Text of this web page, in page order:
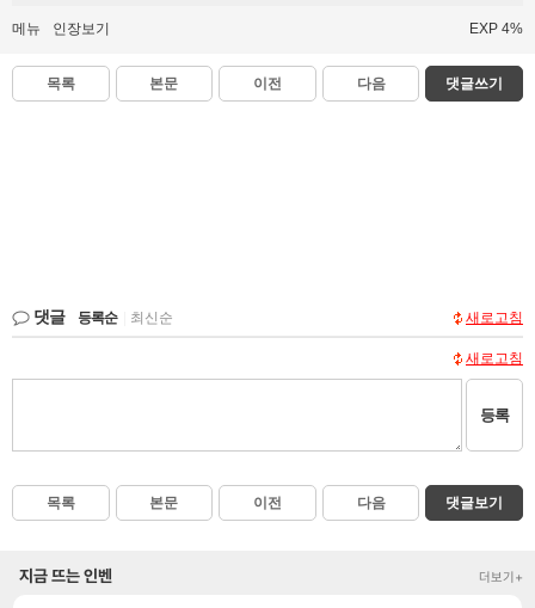
메뉴 인장보기 EXP 4%
목록 본문 이전 다음 댓글쓰기
댓글 등록순 최신순 새로고침
새로고침
등록
목록 본문 이전 다음 댓글보기
지금 뜨는 인벤 더보기+